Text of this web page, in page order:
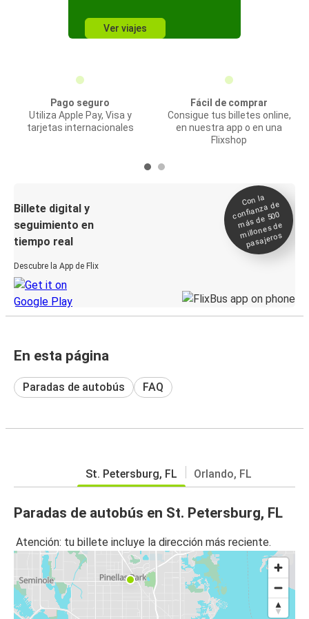
Ver viajes
Pago seguro
Utiliza Apple Pay, Visa y
tarjetas internacionales
Fácil de comprar
Consigue tus billetes online,
en nuestra app o en una
Flixshop
Billete digital y
seguimiento en
tiempo real
Descubre la App de Flix
Con la
confianza de
más de 500
millones de
pasajeros
En esta página
Paradas de autobús FAQ
St. Petersburg, FL Orlando, FL
Paradas de autobús en St. Petersburg, FL
Atención: tu billete incluye la dirección más reciente.